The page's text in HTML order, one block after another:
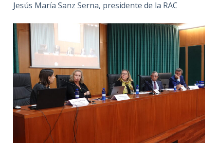
Jesús María Sanz Serna, presidente de la RAC